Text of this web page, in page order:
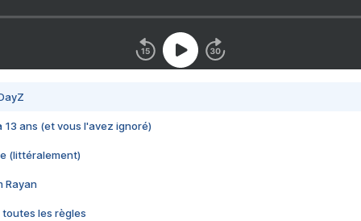
13 ans (et vous l'avez ignoré)
(littéralement)
Rayan
toutes les règles